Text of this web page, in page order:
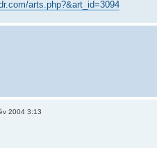
arts.php?&art_id=3094
2004 3:13